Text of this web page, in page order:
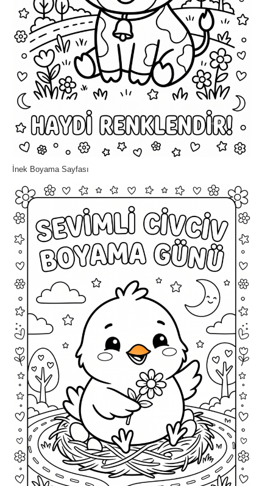
İnek Boyama Sayfası